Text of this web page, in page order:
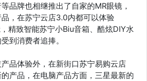
品牌也相继推出了自家的MR眼镜，
，在苏宁云店3.0内都可以体验
精致智能苏宁小Biu音箱、酷炫DIY水
到消费者追捧。
品体验外，在新街口苏宁易购云店
产品，在电脑产品方面，三星最新的